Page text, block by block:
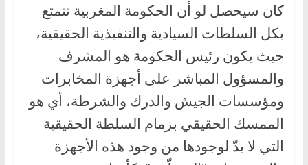
كان سيحصل لو أن الحكومة المغربية تتمتع
بكل السلطات السيادية والتنفيذية الحقيقية،
حيث يكون رئيس الحكومة هو المشرف
والمسؤول المباشر على أجهزة المخابرات
ومؤسسات الجيش والدرك والشرطة، أي هو
الممسك الحقيقي بزمام السلطة الحقيقية
التي لا بدّ لوجودها من وجود هذه الأجهزة